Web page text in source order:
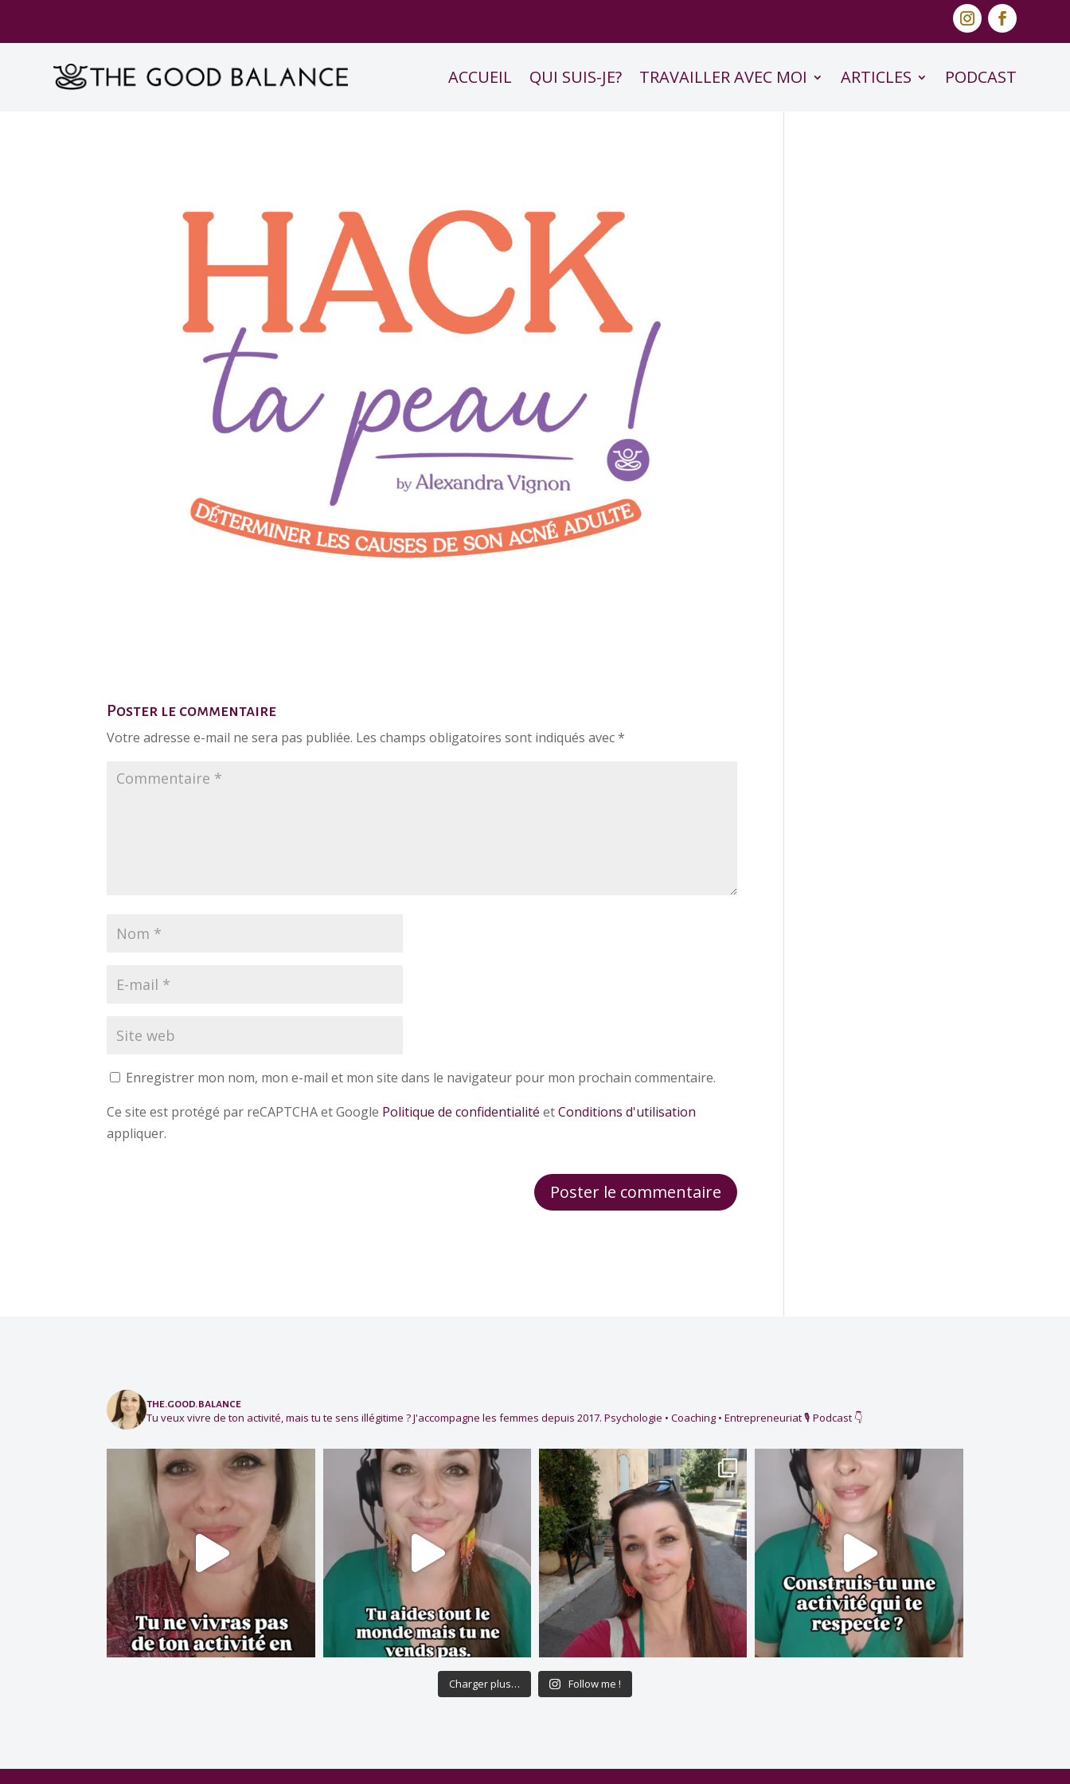
ACCUEIL QUI SUIS-JE? TRAVAILLER AVEC MOI ARTICLES PODCAST
Poster le commentaire
Votre adresse e-mail ne sera pas publiée. Les champs obligatoires sont indiqués avec*
Enregistrer mon nom, mon e-mail et mon site dans le navigateur pour mon prochain commentaire.
Ce site est protégé par reCAPTCHA et Google Politique de confidentialité etConditions d'utilisation
appliquer.
the.good.balance
Tu veux vivre de ton activité, mais tu te sens illégitime ?J'accompagne les femmes depuis 2017. Psychologie • Coaching • Entrepreneuriat🎙️ Podcast 👇
Charger plus… Follow me !